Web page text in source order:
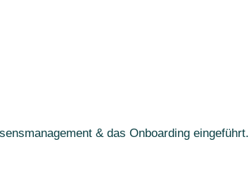
& das Onboarding eingeführt.